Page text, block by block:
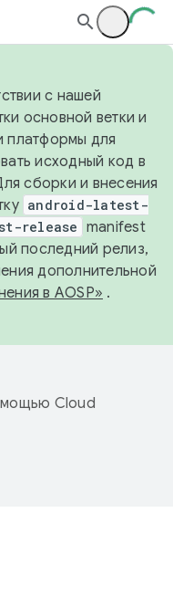
с нашей
основной ветки и
платформы для
исходный код в
сборки и внесения
android-latest-
release manifest
последний релиз,
дополнительной
в AOSP» .
Cloud